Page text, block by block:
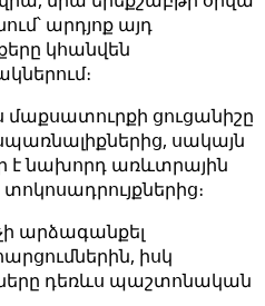
արդյոք այդ
կհանվեն
ցուցանիշը
սակայն
է նախորդ առևտրային
արձագանքել
իսկ
դեռևս պաշտոնական